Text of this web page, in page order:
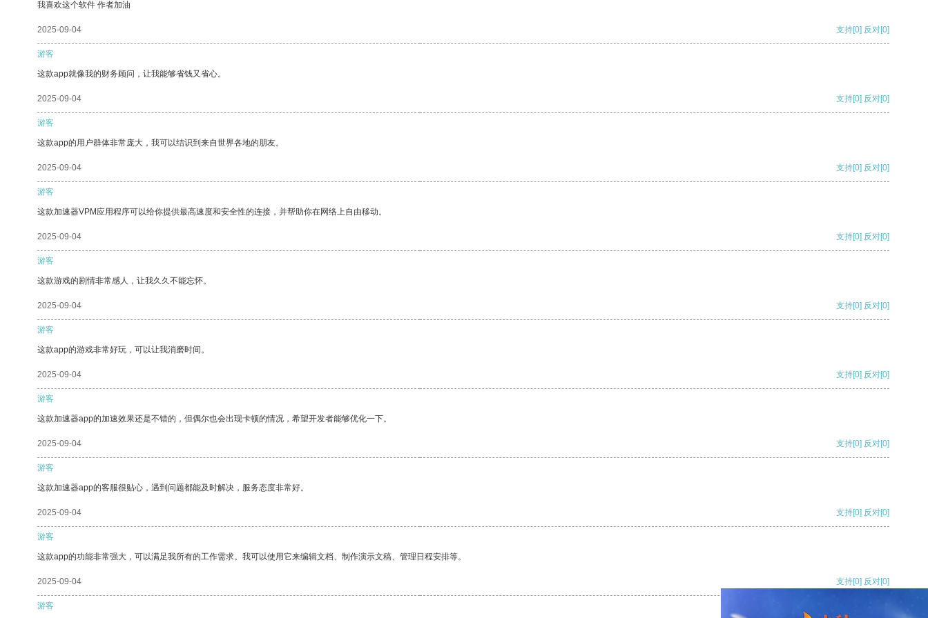
我喜欢这个软件 作者加油
2025-09-04 支持[0] 反对[0]
游客
这款app就像我的财务顾问，让我能够省钱又省心。
2025-09-04 支持[0] 反对[0]
游客
这款app的用户群体非常庞大，我可以结识到来自世界各地的朋友。
2025-09-04 支持[0] 反对[0]
游客
这款加速器VPM应用程序可以给你提供最高速度和安全性的连接，并帮助你在网络上自由移动。
2025-09-04 支持[0] 反对[0]
游客
这款游戏的剧情非常感人，让我久久不能忘怀。
2025-09-04 支持[0] 反对[0]
游客
这款app的游戏非常好玩，可以让我消磨时间。
2025-09-04 支持[0] 反对[0]
游客
这款加速器app的加速效果还是不错的，但偶尔也会出现卡顿的情况，希望开发者能够优化一下。
2025-09-04 支持[0] 反对[0]
游客
这款加速器app的客服很贴心，遇到问题都能及时解决，服务态度非常好。
2025-09-04 支持[0] 反对[0]
游客
这款app的功能非常强大，可以满足我所有的工作需求。我可以使用它来编辑文档、制作演示文稿、管理日程安排等。
2025-09-04 支持[0] 反对[0]
游客